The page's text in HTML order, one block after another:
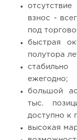
взнос -
под
быстрая
полутора
ежегодно;
большой
тыс.
доступно к
высокая